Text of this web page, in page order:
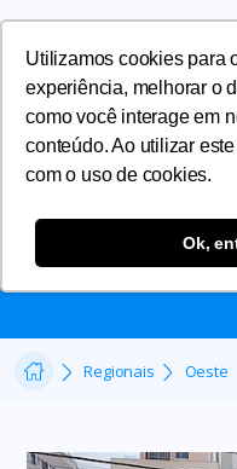
Utilizamos cookies para
experiência, melhorar o
como você interage em
conteúdo. Ao utilizar
com o uso de cookies.
Ok,
Regionais Oeste